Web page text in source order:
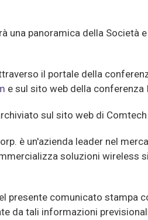
una panoramica della Società
il portale della
e sul sito web della conferenza
sul sito web di
è un'azienda leader nel
soluzioni wireless
presente comunicato stampa
da tali informazioni